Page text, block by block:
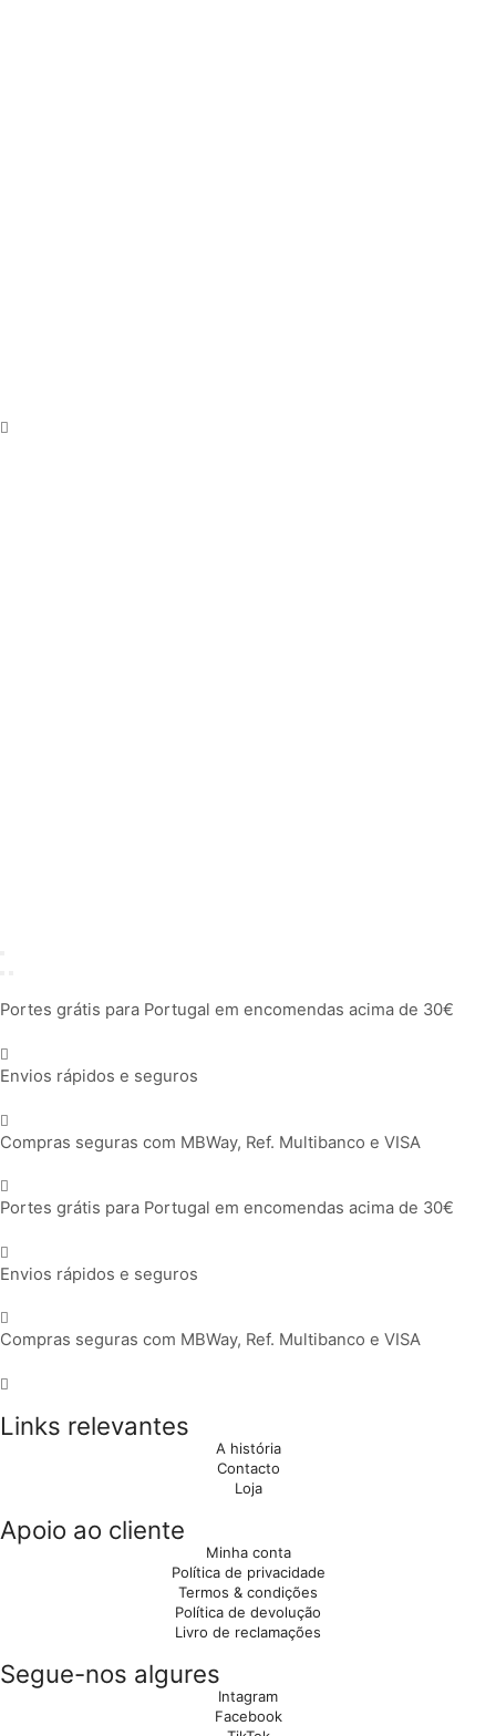
Portes grátis para Portugal em encomendas acima de 30€
Envios rápidos e seguros
Compras seguras com MBWay, Ref. Multibanco e VISA
Portes grátis para Portugal em encomendas acima de 30€
Envios rápidos e seguros
Compras seguras com MBWay, Ref. Multibanco e VISA
Links relevantes
A história
Contacto
Loja
Apoio ao cliente
Minha conta
Política de privacidade
Termos & condições
Política de devolução
Livro de reclamações
Segue-nos algures
Intagram
Facebook